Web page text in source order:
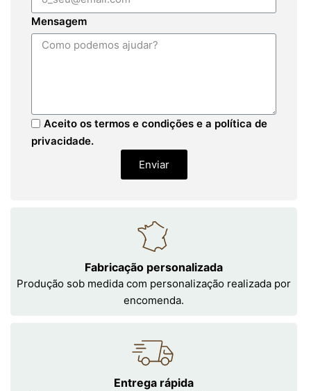
Mensagem
Aceito os termos e condições e a política de
privacidade.
Enviar
Fabricação personalizada
Produção sob medida com personalização realizada por
encomenda.
Entrega rápida